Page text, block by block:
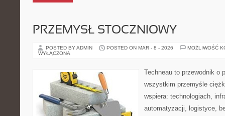
PRZEMYSŁ STOCZNIOWY
POSTED BY ADMIN POSTED ON MAR - 8 - 2026
MOŻLIWOŚĆ
WYŁĄCZONA
Techneau to przewodnik o
wszystkim przemyśle
wspiera: technologiach,
automatyzacji, logistyce,